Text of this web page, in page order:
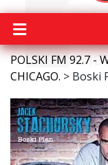
POLSKI FM 92.7 -
CHICAGO. > Boski